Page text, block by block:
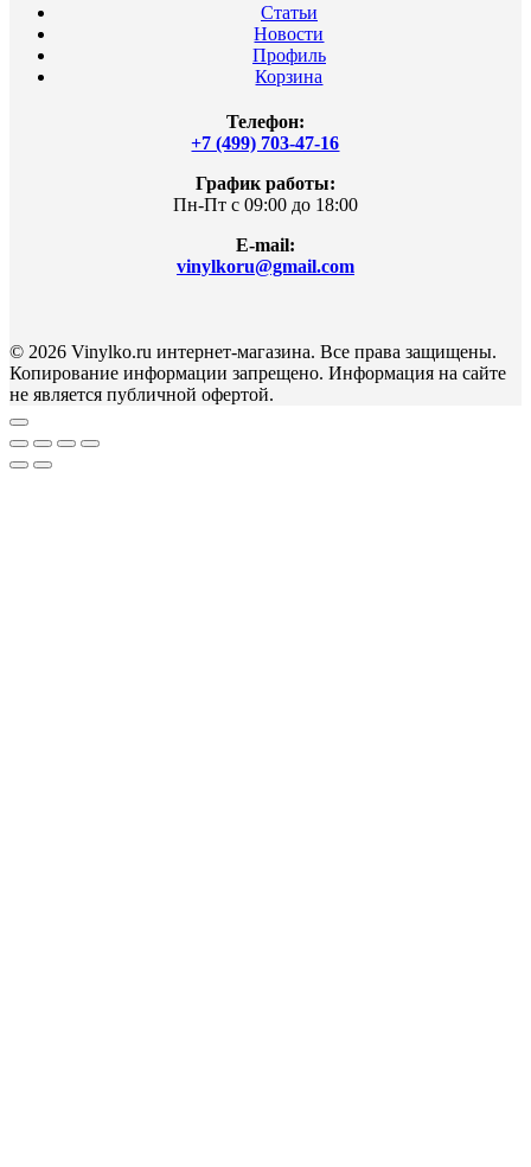
Статьи
Новости
Профиль
Корзина
Телефон:
+7 (499) 703-47-16
График работы:
Пн-Пт с 09:00 до 18:00
E-mail:
vinylkoru@gmail.com
© 2026 Vinylko.ru интернет-магазина. Все права защищены.
Копирование информации запрещено. Информация на сайте
не является публичной офертой.